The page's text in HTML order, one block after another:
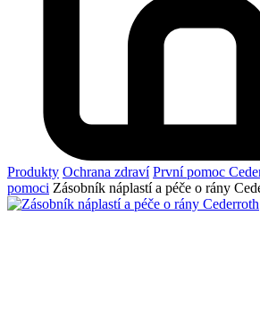
Produkty Ochrana zdraví První pomoc
pomoci Zásobník náplastí a péče o rány